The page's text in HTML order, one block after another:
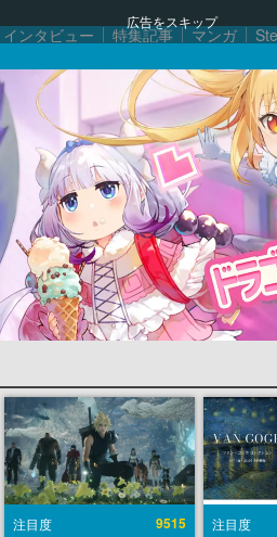
広告をスキップ
インタビュー 特集記事 マンガ
注目度 9515 注目度